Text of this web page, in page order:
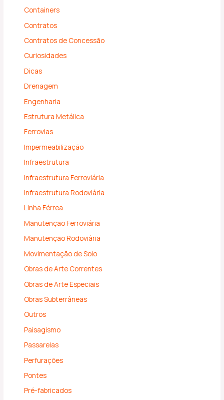
Containers
Contratos
Contratos de Concessão
Curiosidades
Dicas
Drenagem
Engenharia
Estrutura Metálica
Ferrovias
Impermeabilização
Infraestrutura
Infraestrutura Ferroviária
Infraestrutura Rodoviária
Linha Férrea
Manutenção Ferroviária
Manutenção Rodoviária
Movimentação de Solo
Obras de Arte Correntes
Obras de Arte Especiais
Obras Subterrâneas
Outros
Paisagismo
Passarelas
Perfurações
Pontes
Pré-fabricados